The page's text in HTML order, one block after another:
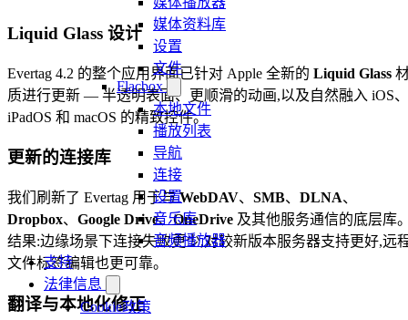
媒体资料库
设置
文件
Flacbox
本地文件
播放列表
导航
连接
设置
音乐库
音频播放器
支持
法律信息
Cookie政策
Liquid Glass 设计
Evertag 4.2 的整个应用界面已针对 Apple 全新的 Liquid Glass
质进行更新 — 半透明表面、更顺滑的动画,以及自然融入 iOS、
iPadOS 和 macOS 的精致控件。
更新的连接库
我们刷新了 Evertag 用于与WebDAV、 SMB、 DLNA、
Dropbox、 Google Drive、OneDrive 及其他服务通信的底层库
结果:边缘场景下连接失败更少,对较新版本服务器支持更好,远
文件标签编辑也更可靠。
翻译与本地化修正